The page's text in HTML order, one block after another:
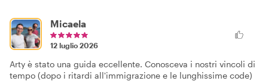
Micaela
12 luglio 2026
Arty è stato una guida eccellente. Conosceva i nostri vincoli di
tempo (dopo i ritardi all'immigrazione e le lunghissime code)